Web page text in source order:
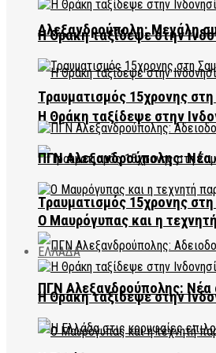
Αλεξανδρούπολη: Μεγάλη
Η Θράκη ταξίδεψε στην
Τραυματισμός 15χρονης
ΠΓΝ Αλεξανδρούπολης:
Η Θράκη ταξίδεψε στην
Τραυματισμός 15χρονης
ΠΓΝ Αλεξανδρούπολης:
Ο Μαυρόγυπας και η
ΕΛΛΑΔΑ
Η Θράκη ταξίδεψε στην